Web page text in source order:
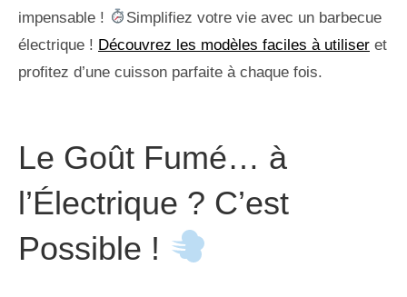
impensable !
Simplifiez votre vie avec un barbecue
électrique ! Découvrez les modèles faciles à utiliser et
profitez d’une cuisson parfaite à chaque fois.
Le Goût Fumé… à
l’Électrique ? C’est
Possible !